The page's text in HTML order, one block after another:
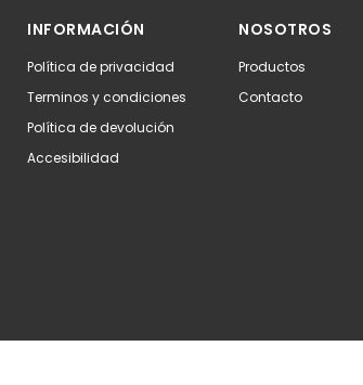
INFORMACIÓN
Política de privacidad
Terminos y condiciones
Política de devolución
Accesibilidad
NOSOTROS
Productos
Contacto